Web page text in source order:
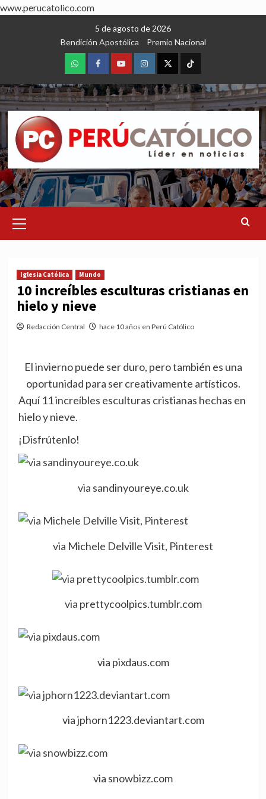
www.perucatolico.com
5 de agosto de 2026
Bendición Apostólica
Premio Nacional
WhatsAppFacebookYoutubeInstagram
X TikTok
Menu
Iglesia Católica Mundo
10 increíbles esculturas cristianas en
hielo y nieve
Redacción Central hace 10 años en Perú Católico
El invierno puede ser duro, pero también es una
oportunidad para ser creativamente artísticos.
Aquí 11 increíbles esculturas cristianas hechas en
hielo y nieve.
¡Disfrútenlo!
via sandinyoureye.co.uk
via Michele Delville Visit, Pinterest
via prettycoolpics.tumblr.com
via pixdaus.com
via jphorn1223.deviantart.com
via snowbizz.com